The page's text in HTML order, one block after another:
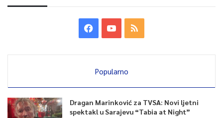
Popularno
Dragan Marinković za TVSA: Novi ljetni
spektakl u Sarajevu “Tabia at Night”